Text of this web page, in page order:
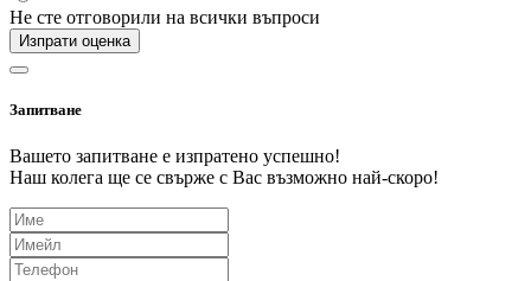
Не сте отговорили на всички въпроси
Изпрати оценка
Запитване
Вашето запитване е изпратено успешно!
Наш колега ще се свърже с Вас възможно най-скоро!